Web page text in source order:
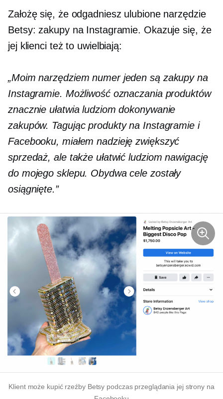
Założę się, że odgadniesz ulubione narzędzie
Betsy: zakupy na Instagramie. Okazuje się, że
jej klienci też to uwielbiają:
„Moim narzędziem numer jeden są zakupy na
Instagramie. Możliwość oznaczania produktów
znacznie ułatwia ludziom dokonywanie
zakupów. Tagując produkty na Instagramie i
Facebooku, miałem nadzieję zwiększyć
sprzedaż, ale także ułatwić ludziom nawigację
do mojego sklepu. Obydwa cele zostały
osiągnięte.”
Klient może kupić rzeźby Betsy podczas przeglądania jej strony na